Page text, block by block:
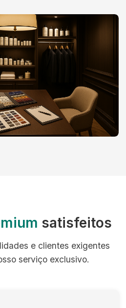
satisfeitos
e clientes exigentes
serviço exclusivo.